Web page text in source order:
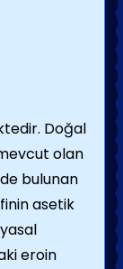
Doğal
olan
bulunan
asetik
eroin